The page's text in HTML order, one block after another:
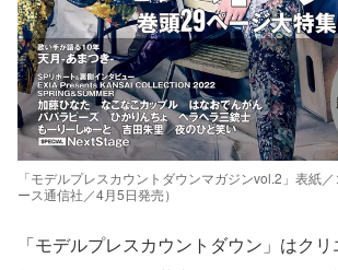
「モデルプレスカウントダウンマガジンvol.2」表紙
ース通信社／4月5日発売）
「モデルプレスカウントダウン」はク